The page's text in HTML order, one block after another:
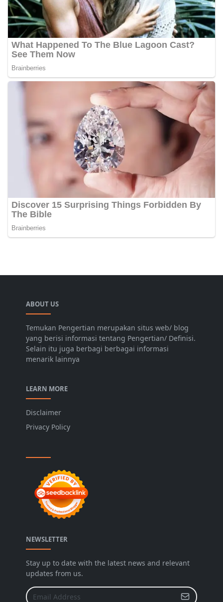
ABOUT US
Temukan Pengertian merupakan situs web/ blog
yang berisi informasi tentang Pengertian/ Definisi.
Selain itu juga berbagi berbagai informasi
menarik lainnya
LEARN MORE
Disclaimer
Privacy Policy
NEWSLETTER
Stay up to date with the latest news and relevant
updates from us.